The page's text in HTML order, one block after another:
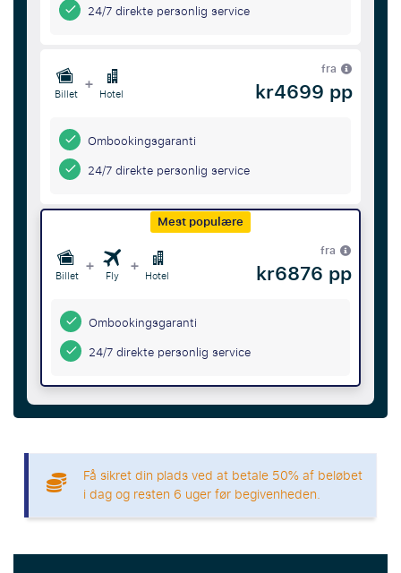
24/7 direkte personlig service
Billet + Hotel
fra
kr4699 pp
Ombookingsgaranti
24/7 direkte personlig service
Mest populære
Billet + Fly + Hotel
fra
kr6876 pp
Ombookingsgaranti
24/7 direkte personlig service
Få sikret din plads ved at betale 50% af beløbet
i dag og resten 6 uger før begivenheden.